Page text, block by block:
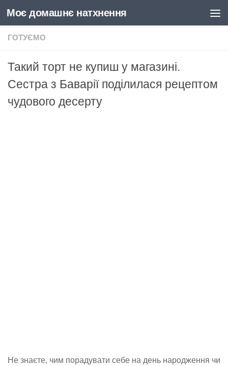
Skip to content
Моє домашнє натхнення
ГОТУЄМО
Такий торт не купиш у магазині.
Сестра з Баварії поділилася рецептом
чудового десерту
Не знаєте, чим порадувати себе на день народження чи